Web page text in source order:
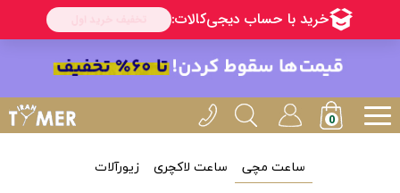
ساعت مچی ساعت لاکچری زیورآلات